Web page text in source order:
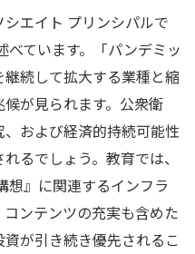
エイト プリンシパルで
べています。「パンデミッ
続して拡大する業種と縮
が見られます。公衆衛
および経済的持続可能性
るでしょう。教育では、
想』に関連するインフラ
ンテンツの充実も含めた
が引き続き優先されるこ